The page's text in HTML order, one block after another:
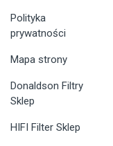
Polityka
prywatności
Mapa strony
Donaldson Filtry
Sklep
HIFI Filter Sklep